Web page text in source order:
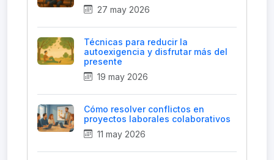
27 may 2026
Técnicas para reducir la
autoexigencia y disfrutar más del
presente
19 may 2026
Cómo resolver conflictos en
proyectos laborales colaborativos
11 may 2026